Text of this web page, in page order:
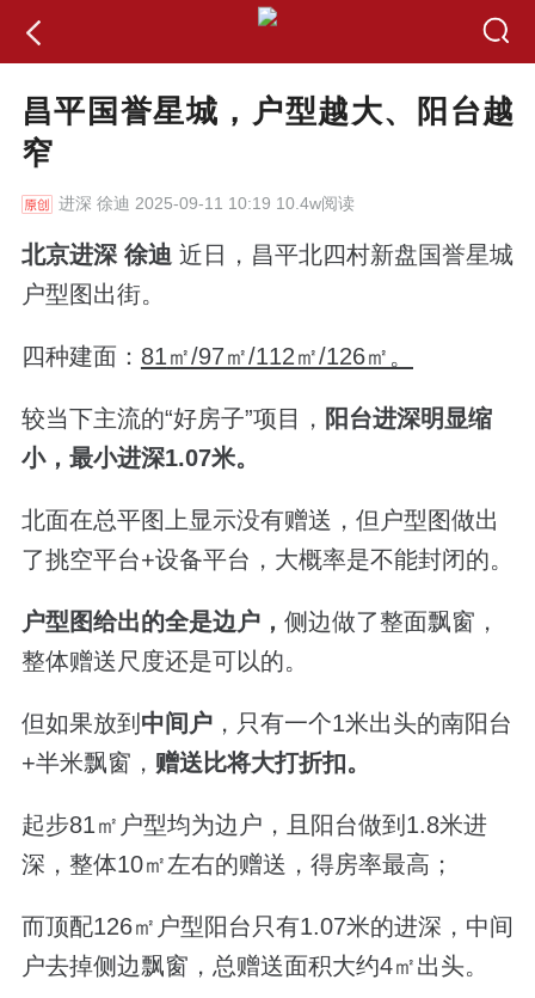
昌平国誉星城，户型越大、阳台越
窄
进深 徐迪 2025-09-11 10:19 10.4w阅读
北京进深 徐迪 近日，昌平北四村新盘国誉星城
户型图出街。
四种建面： 81㎡/97㎡/112㎡/126㎡。
较当下主流的“好房子”项目， 阳台进深明显缩
小，最小进深1.07米。
北面在总平图上显示没有赠送，但户型图做出
了挑空平台+设备平台，大概率是不能封闭的。
户型图给出的全是边户， 侧边做了整面飘窗，
整体赠送尺度还是可以的。
但如果放到 中间户，只有一个1米出头的南阳台
+半米飘窗， 赠送比将大打折扣。
起步81㎡户型均为边户，且阳台做到1.8米进
深，整体10㎡左右的赠送， 得房率最高；
而顶配126㎡户型阳台只有1.07米的进深，中间
户去掉侧边飘窗， 总赠送面积大约4㎡出头。